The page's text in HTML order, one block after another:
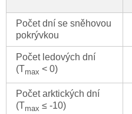
Počet dní se sněhovou
pokrývkou
Počet ledových dní
(Tmax < 0)
Počet arktických dní
(Tmax ≤ -10)